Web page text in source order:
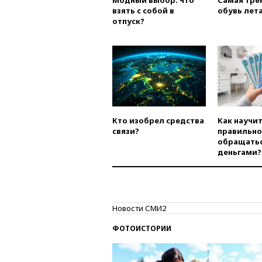
взять с собой в
отпуск?
обувь
Кто изобрел средства
связи?
Как
правильно
деньгами?
Новости СМИ2
ФОТОИСТОРИИ